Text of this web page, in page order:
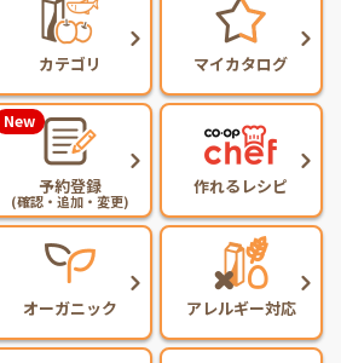
カテゴリ マイカタログ
予約登録
(確認・追加・変更)
New
作れるレシピ
オーガニック アレルギー対応